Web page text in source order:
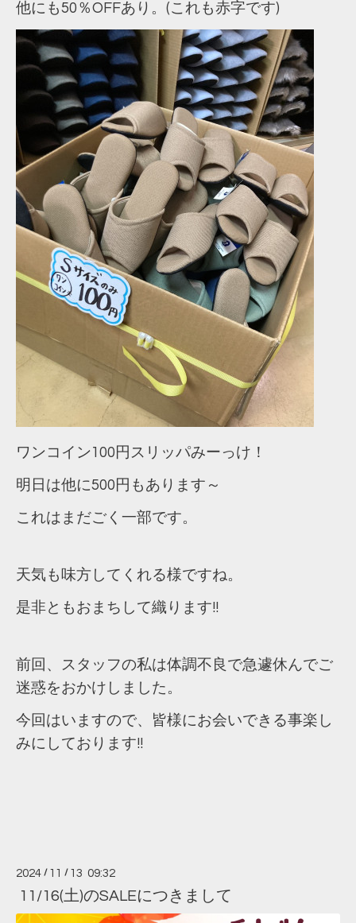
他にも50％OFFあり。(これも赤字です)
ワンコイン100円スリッパみーっけ！
明日は他に500円もあります～
これはまだごく一部です。
天気も味方してくれる様ですね。
是非ともおまちして織ります!!
前回、スタッフの私は体調不良で急遽休んでご
迷惑をおかけしました。
今回はいますので、皆様にお会いできる事楽し
みにしております!!
2024 / 11 / 13 09:32
11/16(土)のSALEにつきまして